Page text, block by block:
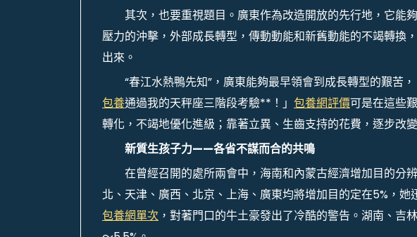
其次，也要重視題目。廣東作為改造開放的先行地，它能
壓力的沖擊，外部成長轉型，傳動動能和新舊動能的不竭轉換
出來。
“春江水熱鴨先知”，廣東能夠最早領會到成長轉型的艱苦
包養通過我的天秤座三階段考驗**！」 包養網評價可是在這些
轉化，不竭地優化進級；靠著立異、生齒支持的花費，逐步改
新質生孩子力——各省不謀而合的共鳴
在曾經召開的處所兩會中，海南和內蒙古經濟增加目的分
北、天津、廣西、北京、上海、廣東均將增加目的定在5%，
包養網單次 ，對著門口的牛土豪發出了冷酷的警告。湖南、吉